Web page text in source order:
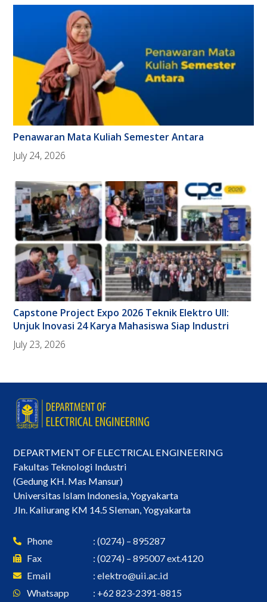
Penawaran Mata Kuliah Semester Antara
July 24, 2026
Capstone Project Expo 2026 Teknik Elektro UII:
Unjuk Inovasi 24 Karya Mahasiswa Siap Industri
July 23, 2026
DEPARTMENT OF ELECTRICAL ENGINEERING
Fakultas Teknologi Industri
(Gedung KH. Mas Mansur)
Universitas Islam Indonesia, Yogyakarta
Jln. Kaliurang KM 14.5 Sleman, Yogyakarta
Phone
Fax
Email
Whatsapp
: (0274) – 895287
: (0274) – 895007 ext.4120
: elektro@uii.ac.id
: +62 823-2391-8815